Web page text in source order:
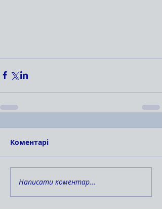
Коментарі
Написати коментар...